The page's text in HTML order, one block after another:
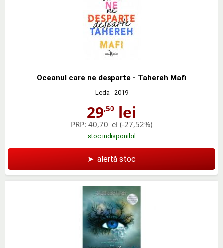
Oceanul care ne desparte - Tahereh Mafi
Leda - 2019
29,50 lei
PRP: 40,70 lei (-27,52%)
stoc indisponibil
➤ alertă stoc